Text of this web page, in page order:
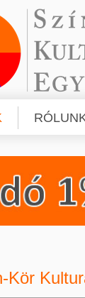
Kör